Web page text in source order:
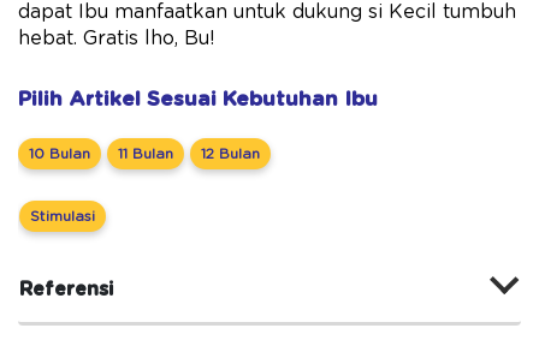
dapat Ibu manfaatkan untuk dukung si Kecil tumbuh
hebat. Gratis lho, Bu!
Pilih Artikel Sesuai Kebutuhan Ibu
10 Bulan 11 Bulan 12 Bulan
Stimulasi
Referensi